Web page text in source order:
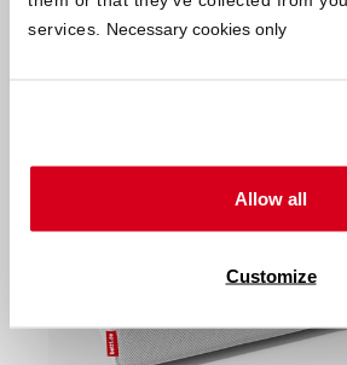
services. Necessary cookies only
Allow all
Customize